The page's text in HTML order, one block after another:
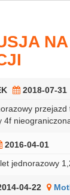
2018-07-31
4f
2016-04-01
jednorazowy
04-22